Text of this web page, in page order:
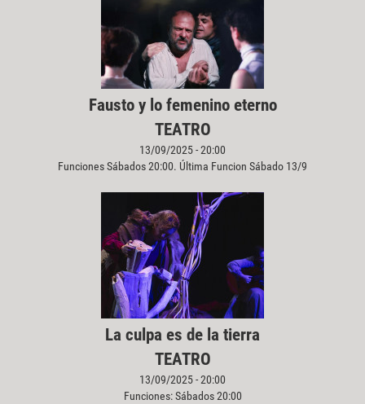
Fausto y lo femenino eterno
TEATRO
13/09/2025 - 20:00
Funciones Sábados 20:00. Última Funcion Sábado 13/9
La culpa es de la tierra
TEATRO
13/09/2025 - 20:00
Funciones: Sábados 20:00